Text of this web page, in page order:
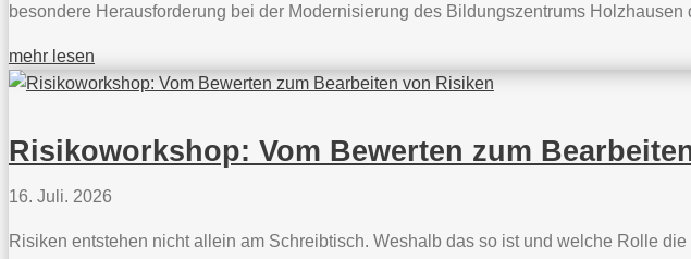
besondere Herausforderung bei der Modernisierung des Bildungszentrums Holzhausen
mehr lesen
Risikoworkshop: Vom Bewerten zum
16. Juli. 2026
Risiken entstehen nicht allein am Schreibtisch. Weshalb das so ist und welche Rolle